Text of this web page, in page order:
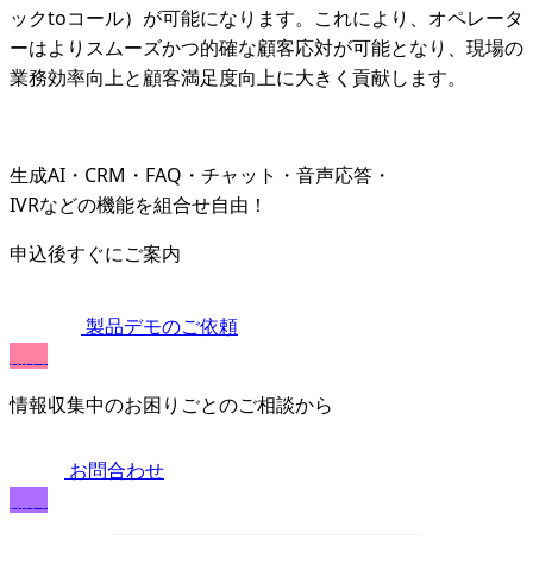
ックtoコール）が可能になります。これにより、オペレータ
ーはよりスムーズかつ的確な顧客応対が可能となり、現場の
業務効率向上と顧客満足度向上に大きく貢献します。
生成AI・CRM・FAQ・チャット・音声応答・
IVRなどの機能を組合せ自由！
申込後すぐにご案内
製品デモのご依頼
情報収集中のお困りごとのご相談から
お問合わせ